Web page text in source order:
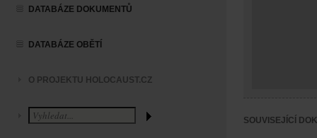
DATABÁZE DOKUMENTŮ
DATABÁZE OBĚTÍ
O PROJEKTU HOLOCAUST.CZ
SOUVISEJÍCÍ